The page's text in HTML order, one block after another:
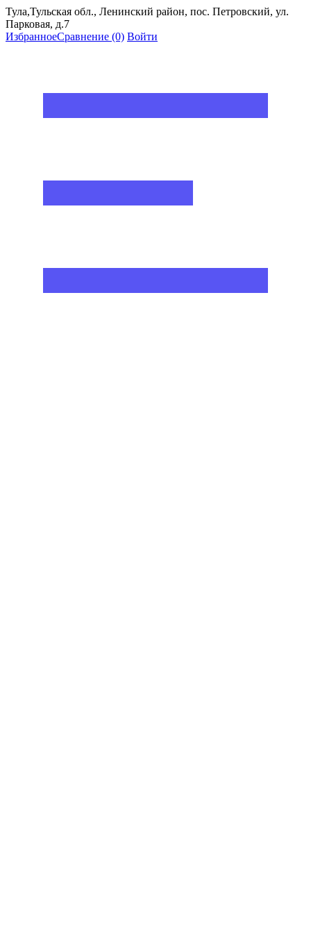
Тула,Тульская обл., Ленинский район, пос. Петровский, ул.
Парковая, д.7
ИзбранноеСравнение (0) Войти